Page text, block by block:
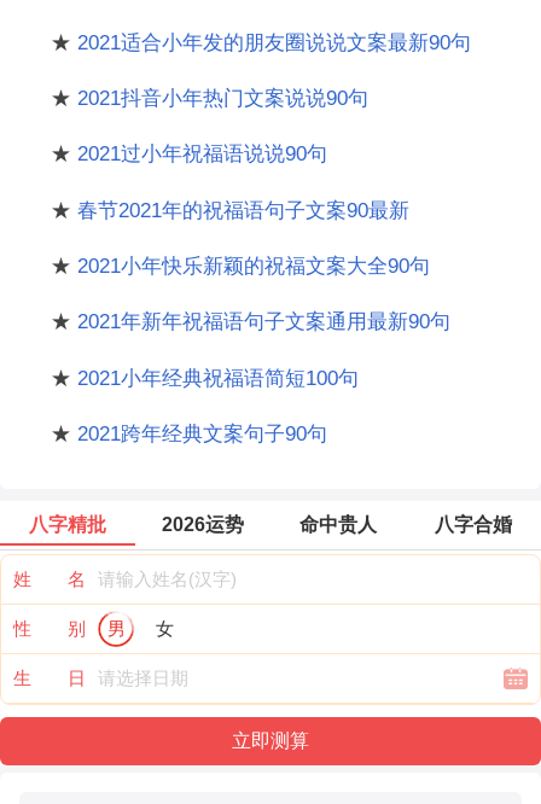
★ 2021适合小年发的朋友圈说说文案最新90句
★ 2021抖音小年热门文案说说90句
★ 2021过小年祝福语说说90句
★ 春节2021年的祝福语句子文案90最新
★ 2021小年快乐新颖的祝福文案大全90句
★ 2021年新年祝福语句子文案通用最新90句
★ 2021小年经典祝福语简短100句
★ 2021跨年经典文案句子90句
八字精批 2026运势 命中贵人 八字合婚
姓 名
性 别 男 女
生 日